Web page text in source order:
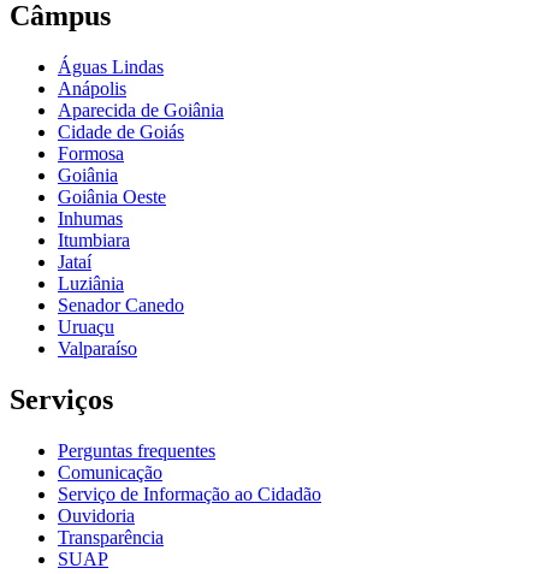
Câmpus
Águas Lindas
Anápolis
Aparecida de Goiânia
Cidade de Goiás
Formosa
Goiânia
Goiânia Oeste
Inhumas
Itumbiara
Jataí
Luziânia
Senador Canedo
Uruaçu
Valparaíso
Serviços
Perguntas frequentes
Comunicação
Serviço de Informação ao Cidadão
Ouvidoria
Transparência
SUAP